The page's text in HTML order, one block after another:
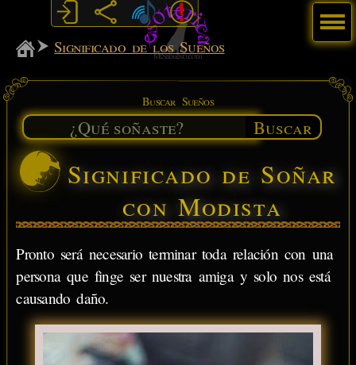
MiSabueso
Significado de los Sueños
Buscar Sueños
Buscar
Significado de Soñar
con Modista
Pronto será necesario terminar toda relación con una
persona que finge ser nuestra amiga y solo nos está
causando daño.
Menú